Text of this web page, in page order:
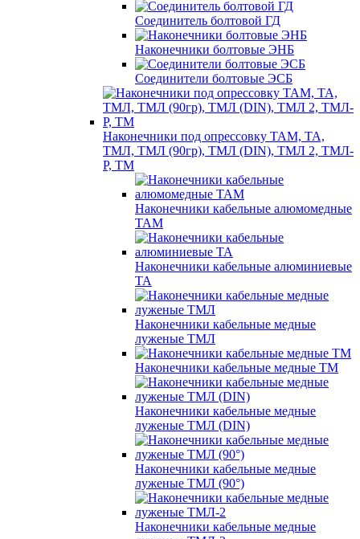
Соединитель болтовой ГД
Наконечники болтовые ЭНБ
Соединители болтовые ЭСБ
Наконечники под опрессовку ТАМ, ТА,
ТМЛ, ТМЛ (90гр), ТМЛ (DIN), ТМЛ 2, ТМЛ-
Р, ТМ
Наконечники кабельные алюмомедные
ТАМ
Наконечники кабельные алюминиевые
ТА
Наконечники кабельные медные
луженые ТМЛ
Наконечники кабельные медные ТМ
Наконечники кабельные медные
луженые ТМЛ (DIN)
Наконечники кабельные медные
луженые ТМЛ (90°)
Наконечники кабельные медные